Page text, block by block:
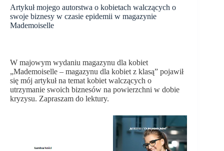
Artykuł mojego autorstwa o kobietach walczących o
swoje biznesy w czasie epidemii w magazynie
Mademoiselle
W majowym wydaniu magazynu dla kobiet
„Mademoiselle – magazynu dla kobiet z klasą” pojawił
się mój artykuł na temat kobiet walczących o
utrzymanie swoich biznesów na powierzchni w dobie
kryzysu. Zapraszam do lektury.